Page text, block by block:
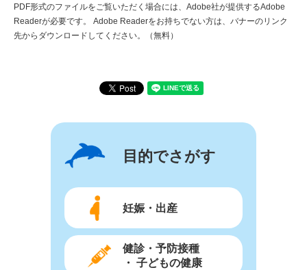
PDF形式のファイルをご覧いただく場合には、Adobe社が提供するAdobe
Readerが必要です。
Adobe Readerをお持ちでない方は、バナーのリンク
先からダウンロードしてください。（無料）
目的でさがす
妊娠・出産
健診・予防接種
・ 子どもの健康